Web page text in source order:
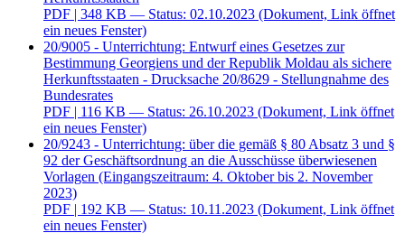
PDF | 348 KB — Status: 02.10.2023 (Dokument, Link öffnet
ein neues Fenster)
20/9005 - Unterrichtung: Entwurf eines Gesetzes zur
Bestimmung Georgiens und der Republik Moldau als sichere
Herkunftsstaaten - Drucksache 20/8629 - Stellungnahme des
Bundesrates
PDF | 116 KB — Status: 26.10.2023 (Dokument, Link öffnet
ein neues Fenster)
20/9243 - Unterrichtung: über die gemäß § 80 Absatz 3 und §
92 der Geschäftsordnung an die Ausschüsse überwiesenen
Vorlagen (Eingangszeitraum: 4. Oktober bis 2. November
2023)
PDF | 192 KB — Status: 10.11.2023 (Dokument, Link öffnet
ein neues Fenster)